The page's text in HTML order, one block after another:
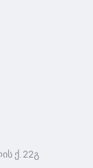
ქ. 22გ